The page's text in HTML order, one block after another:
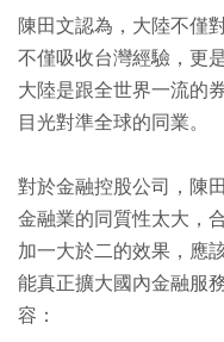
陳田文認為，大陸不僅
不僅吸收台灣經驗，更
大陸是跟全世界一流的
目光對準全球的同業。
對於金融控股公司，陳
金融業的同質性太大，
加一大於二的效果，應
能真正擴大國內金融服
容：